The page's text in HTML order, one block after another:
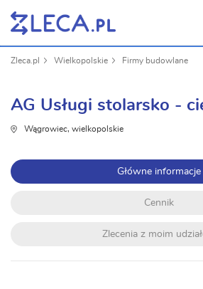
Zleca.pl Wielkopolskie Firmy budowlane
AG Usługi stolarsko -
Wągrowiec, wielkopolskie
Główne informacje
Cennik
Zlecenia z moim